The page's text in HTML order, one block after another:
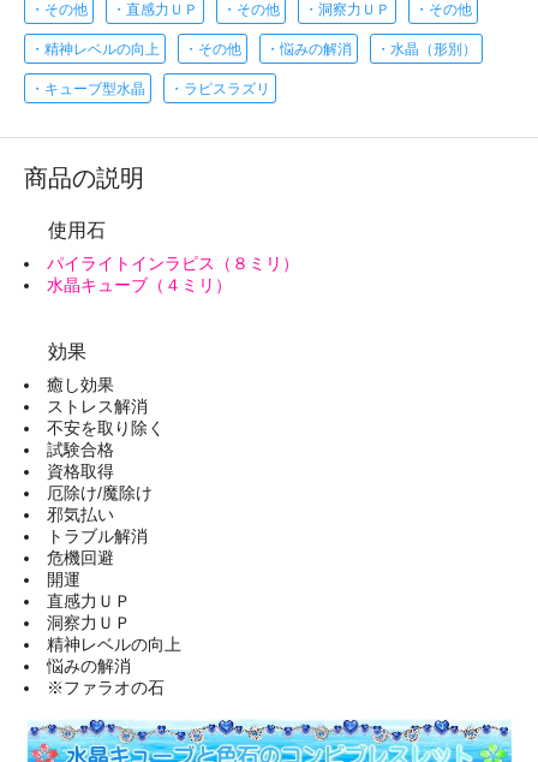
・その他 ・直感力ＵＰ ・その他 ・洞察力ＵＰ ・その他
・精神レベルの向上 ・その他 ・悩みの解消 ・水晶（形別）
・キューブ型水晶 ・ラピスラズリ
商品の説明
使用石
パイライトインラピス（８ミリ）
水晶キューブ（４ミリ）
効果
癒し効果
ストレス解消
不安を取り除く
試験合格
資格取得
厄除け/魔除け
邪気払い
トラブル解消
危機回避
開運
直感力ＵＰ
洞察力ＵＰ
精神レベルの向上
悩みの解消
※ファラオの石